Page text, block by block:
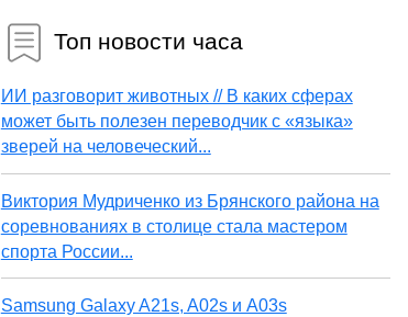
Топ новости часа
ИИ разговорит животных // В каких сферах
может быть полезен переводчик с «языка»
зверей на человеческий...
Виктория Мудриченко из Брянского района на
соревнованиях в столице стала мастером
спорта России...
Samsung Galaxy A21s, A02s и A03s